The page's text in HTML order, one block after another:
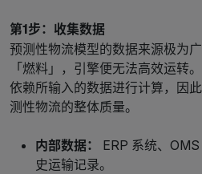
第1步：收集数据
预测性物流模型的数据来源极为
「燃料」，引擎便无法高效运转
依赖所输入的数据进行计算，因
测性物流的整体质量。
内部数据：
ERP 系统、
史运输记录。